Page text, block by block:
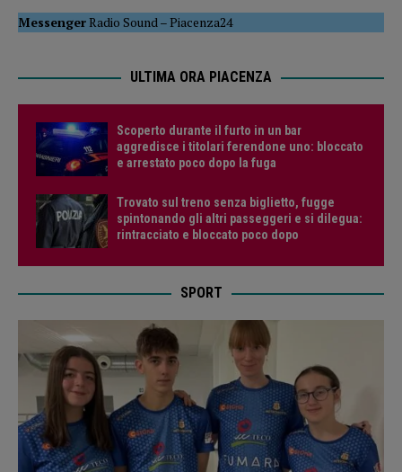
MessengerRadio Sound–Piacenza24
ULTIMA ORA PIACENZA
Scoperto durante il furto in un bar
aggredisce i titolari ferendone uno: bloccato
e arrestato poco dopo la fuga
Trovato sul treno senza biglietto, fugge
spintonando gli altri passeggeri e si dilegua:
rintracciato e bloccato poco dopo
SPORT